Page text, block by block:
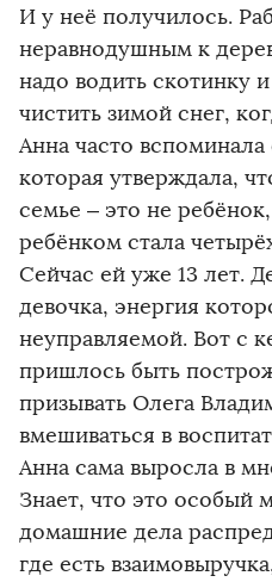
И у неё получилось.
неравнодушным к
надо водить скотинку
чистить зимой снег,
Анна часто
которая утверждала,
семье – это не
ребёнком стала
Сейчас ей уже 13 лет.
девочка, энергия
неуправляемой. Вот с
пришлось быть
призывать Олега
вмешиваться в
Анна сама выросла в
Знает, что это особый
домашние дела
где есть